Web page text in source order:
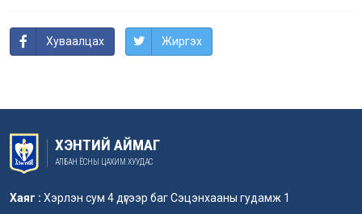
Хуваалцах Жиргэх
ХЭНТИЙ АЙМАГ
АЛБАН ЁСНЫ ЦАХИМ ХУУДАС
Хаяг : Хэрлэн сум 4 дүгээр баг Сэцэнхааны гудамж 1